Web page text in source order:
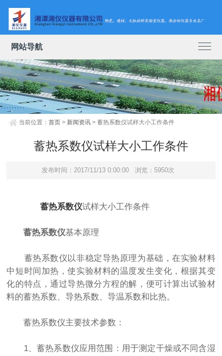
网站导航
当前位置：首页 > 新闻资讯 > 蓄热系数仪试样大小工作条件
蓄热系数仪试样大小工作条件
发布时间：2017/11/13 0:00:00 浏览：5950次
蓄热系数仪试样大小工作条件
蓄热系数仪基本原理
蓄热系数仪以非稳定导热原理为基础，在实验材料
中短时间加热，使实验材料的温度发生变化，根据其变
化的特点，通过导热微分方程的解，便可计算出试验材
料的蓄热系数、导热系数、导温系数和比热。
蓄热系数仪主要技术参数：
1、蓄热系数仪应用范围：用于测定干燥或不同含湿